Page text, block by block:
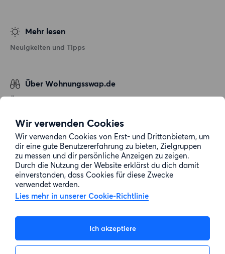
Wir verwenden Cookies
Wir verwenden Cookies von Erst- und Drittanbietern, um
dir eine gute Benutzererfahrung zu bieten, Zielgruppen
zu messen und dir persönliche Anzeigen zu zeigen.
Durch die Nutzung der Website erklärst du dich damit
einverstanden, dass Cookies für diese Zwecke
verwendet werden.
Lies mehr in unserer Cookie-Richtlinie
Ich akzeptiere
Mehr lesen
Neuigkeiten und Tipps
Über Wohnungsswap.de
Über uns
Datenschutz
Cookie-Richtlinie
Sitemap